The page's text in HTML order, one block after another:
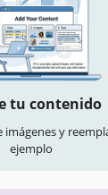
tu contenido
imágenes y
ejemplo